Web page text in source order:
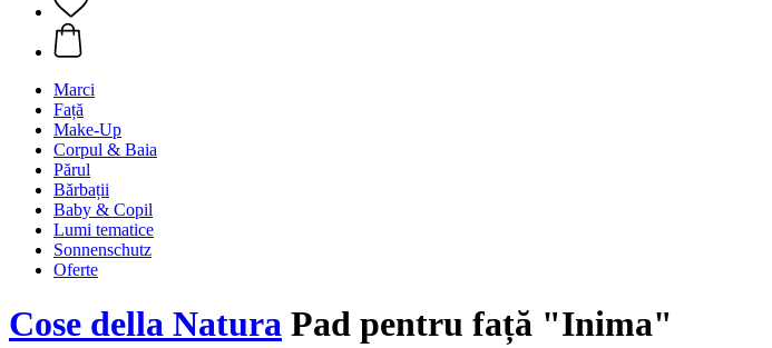
Marci
Față
Make-Up
Corpul & Baia
Părul
Bărbații
Baby & Copil
Lumi tematice
Sonnenschutz
Oferte
Cose della Natura Pad pentru față "Inima"